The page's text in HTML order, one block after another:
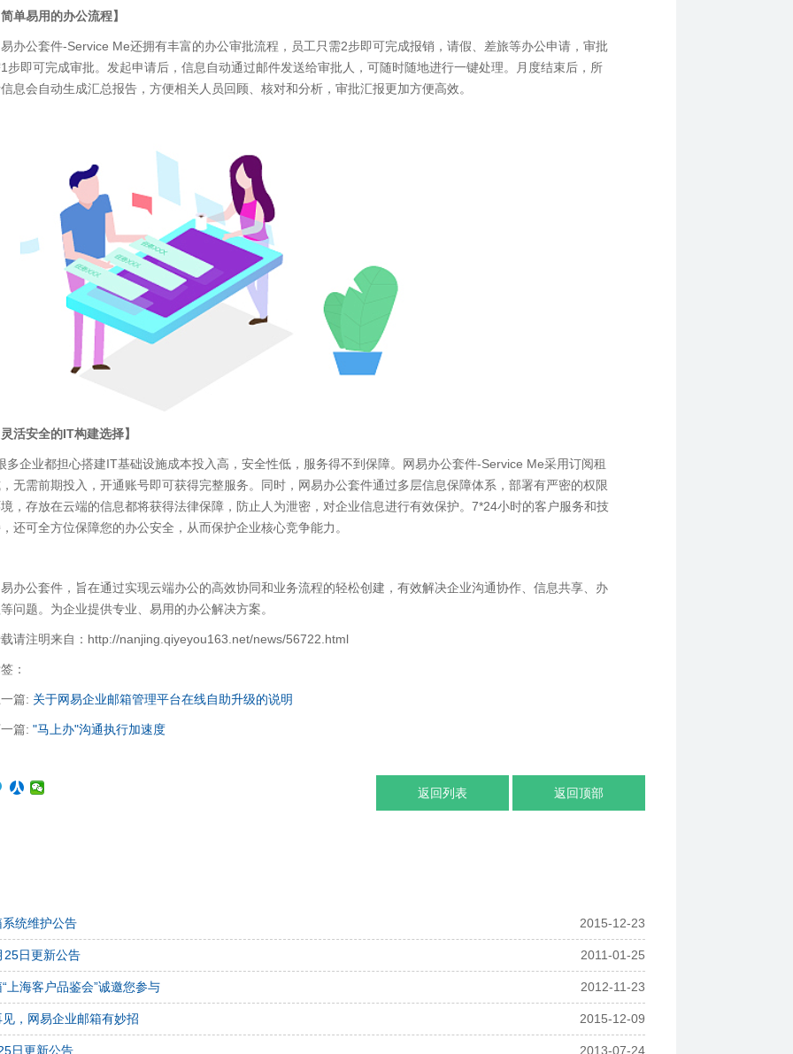
单易用的办公流程】
办公套件-Service Me还拥有丰富的办公审批流程，员工只需2步即可完成报销，请假、差旅等办公申请，审批
1步即可完成审批。发起申请后，信息自动通过邮件发送给审批人，可随时随地进行一键处理。月度结束后，所
息会自动生成汇总报告，方便相关人员回顾、核对和分析，审批汇报更加方便高效。
活安全的IT构建选择】
多企业都担心搭建IT基础设施成本投入高，安全性低，服务得不到保障。网易办公套件-Service Me采用订阅租
无需前期投入，开通账号即可获得完整服务。同时，网易办公套件通过多层信息保障体系，部署有严密的权限
，存放在云端的信息都将获得法律保障，防止人为泄密，对企业信息进行有效保护。 7*24小时的客户服务和技
还可全方位保障您的办公安全，从而保护企业核心竞争能力。
办公套件，旨在通过实现云端办公的高效协同和业务流程的轻松创建，有效解决企业沟通协作、信息共享、办
问题。为企业提供专业、易用的办公解决方案。
请注明来自：http://nanjing.qiyeyou163.net/news/56722.html
：
篇: 关于网易企业邮箱管理平台在线自助升级的说明
篇: "马上办"沟通执行加速度
返回列表 返回顶部
统维护公告 2015-12-23
25日更新公告 2011-01-25
上海客户品鉴会”诚邀您参与 2012-11-23
，网易企业邮箱有妙招 2015-12-09
日更新公告 2013-07-24